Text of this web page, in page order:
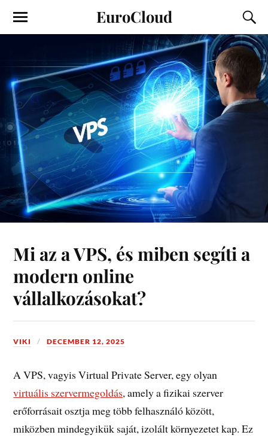
EuroCloud
Mi az a VPS, és miben segíti a
modern online
vállalkozásokat?
VIKI DECEMBER 12, 2025
A VPS, vagyis Virtual Private Server, egy olyan
virtuális szervermegoldás, amely a fizikai szerver
erőforrásait osztja meg több felhasználó között,
miközben mindegyikük saját, izolált környezetet kap. Ez